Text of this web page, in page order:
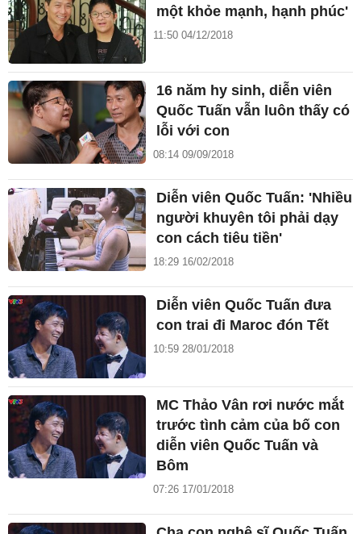
một khỏe mạnh, hạnh phúc'
11:50 04/12/2018
16 năm hy sinh, diễn viên
Quốc Tuấn vẫn luôn thấy có
lỗi với con
08:14 09/09/2018
Diễn viên Quốc Tuấn: 'Nhiều
người khuyên tôi phải dạy
con cách tiêu tiền'
18:29 16/02/2018
Diễn viên Quốc Tuấn đưa
con trai đi Maroc đón Tết
10:59 28/01/2018
MC Thảo Vân rơi nước mắt
trước tình cảm của bố con
diễn viên Quốc Tuấn và
Bôm
07:26 17/01/2018